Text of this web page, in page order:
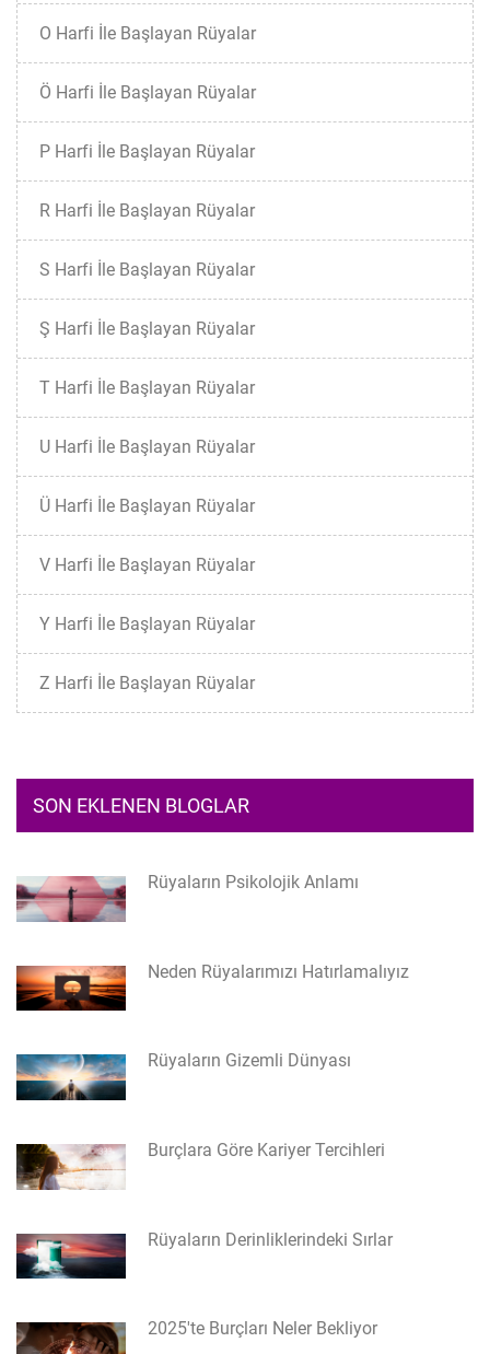
O Harfi İle Başlayan Rüyalar
Ö Harfi İle Başlayan Rüyalar
P Harfi İle Başlayan Rüyalar
R Harfi İle Başlayan Rüyalar
S Harfi İle Başlayan Rüyalar
Ş Harfi İle Başlayan Rüyalar
T Harfi İle Başlayan Rüyalar
U Harfi İle Başlayan Rüyalar
Ü Harfi İle Başlayan Rüyalar
V Harfi İle Başlayan Rüyalar
Y Harfi İle Başlayan Rüyalar
Z Harfi İle Başlayan Rüyalar
SON EKLENEN BLOGLAR
Rüyaların Psikolojik Anlamı
Neden Rüyalarımızı Hatırlamalıyız
Rüyaların Gizemli Dünyası
Burçlara Göre Kariyer Tercihleri
Rüyaların Derinliklerindeki Sırlar
2025'te Burçları Neler Bekliyor